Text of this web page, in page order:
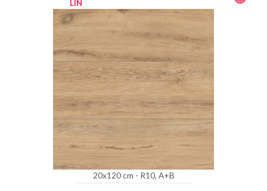
LIN
20x120 cm - R10, A+B